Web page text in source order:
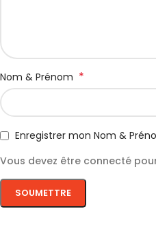
Nom & Prénom *
Enregistrer mon Nom &
Vous devez être connecté